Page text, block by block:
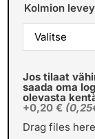
Kolmion
Jos tilaat
saada oma
olevasta
+0,20 €
Drag files